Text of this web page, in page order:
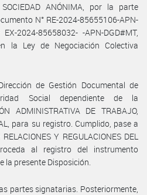
SOCIEDAD ANÓNIMA, por la parte
N° RE-2024-85655106-APN-
2024-85658032- -APN-DGD#MT,
la Ley de Negociación Colectiva
de Gestión Documental de
Social dependiente de la
ADMINISTRATIVA DE TRABAJO,
para su registro. Cumplido, pase a
Y REGULACIONES DEL
al registro del instrumento
la presente Disposición.
partes signatarias. Posteriormente,